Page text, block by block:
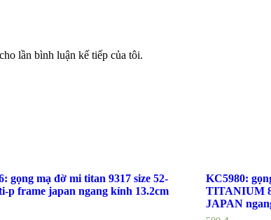
lần bình luận kế tiếp của tôi.
gọng mạ đờ mi titan 9317 size 52-
p frame japan ngang kính 13.2cm
KC5980:
TITANIUM
JAPAN